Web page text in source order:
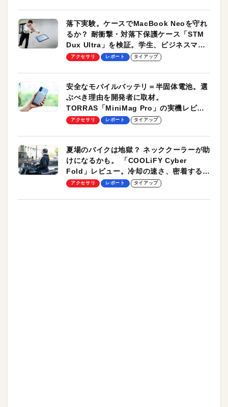
落下実験。ケースでMacBook Neoを守れ
るか？ 耐衝撃・対落下保護ケース「STM
Dux Ultra」を検証。学生、ビジネスマン
のモバイルユースに最適！
アクセサリ レポート タイアップ
安全なモバイルバッテリ＝半固体電池。選
ぶべき理由を開発者に取材。
TORRAS「MiniMag Pro」の実機レビュ
ーも
アクセサリ レポート タイアップ
夏場のバイクは地獄？ ネッククーラーが助
けになるかも。 「COOLiFY Cyber
Fold」レビュー。冷却の速さ、密着する冷
却プレート、シンプルな操作性がグッド！
アクセサリ レポート タイアップ